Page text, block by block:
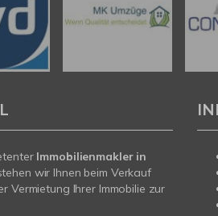
Immobilienmakler in
wir Ihnen beim Verkauf
Vermietung Ihrer Immobilie zur